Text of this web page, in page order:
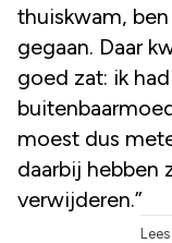
thuiskwam,
gegaan. Daar
goed zat: ik
moest dus
daarbij hebben
verwijderen.”